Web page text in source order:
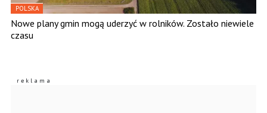
POLSKA
Nowe plany gmin mogą uderzyć w rolników. Zostało niewiele
czasu